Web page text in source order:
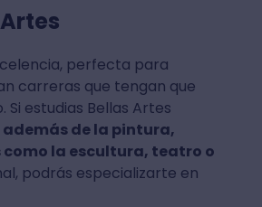
perfecta para
carreras que tengan que
Si estudias Bellas Artes
de la pintura,
la escultura, teatro o
podrás especializarte en